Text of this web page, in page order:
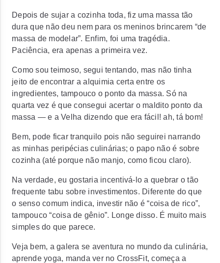
Depois de sujar a cozinha toda, fiz uma massa tão
dura que não deu nem para os meninos brincarem “de
massa de modelar”. Enfim, foi uma tragédia.
Paciência, era apenas a primeira vez.
Como sou teimoso, segui tentando, mas não tinha
jeito de encontrar a alquimia certa entre os
ingredientes, tampouco o ponto da massa. Só na
quarta vez é que consegui acertar o maldito ponto da
massa — e a Velha dizendo que era fácil! ah, tá bom!
Bem, pode ficar tranquilo pois não seguirei narrando
as minhas peripécias culinárias; o papo não é sobre
cozinha (até porque não manjo, como ficou claro).
Na verdade, eu gostaria incentivá-lo a quebrar o tão
frequente tabu sobre investimentos. Diferente do que
o senso comum indica, investir não é “coisa de rico”,
tampouco “coisa de gênio”. Longe disso. É muito mais
simples do que parece.
Veja bem, a galera se aventura no mundo da culinária,
aprende yoga, manda ver no CrossFit, começa a